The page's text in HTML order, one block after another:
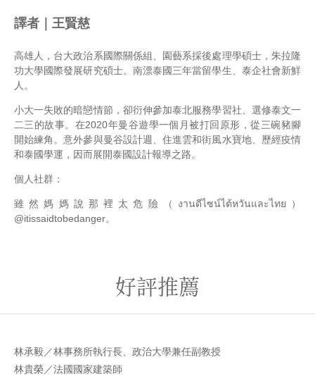
譯者｜王賢慈
高雄人，台大政治系國際關係組、園藝系採後處理學碩士，朱拉隆
功大學國際發展研究碩士。南漂泰國三年當留學生、泰企社會新鮮
人。
小大一失敗的暗戀情節，卻衍伸參加泰北服務學習社、選修泰文一
二三的故事。在2020年曼谷遊學一個月被打回原形，從三碗豬腳
開始練角。意外參與曼谷設計週、住進雲和街風水寶地、歷經疫情
和泰國學運，因而展開泰國設計報導之路。
個人社群：
雖然媽媽說那裡太危險（งานดีไซน์ไต้หวันและไทย）
@itissaidtobedanger。
好評推薦
林承毅／林事務所執行長、政治大學兼任副教授
林貴榮／法國國家建築師